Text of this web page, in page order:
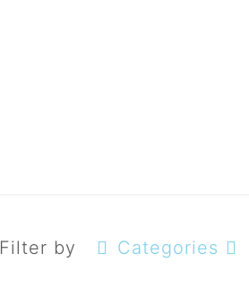
Filter by Categories